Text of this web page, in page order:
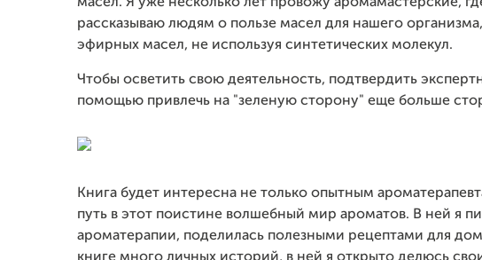
рассказываю людям о пользе масел для нашего
эфирных масел, не используя синтетических молекул.
Чтобы осветить свою деятельность, подтвердить
помощью привлечь на "зеленую сторону" еще больше
Книга будет интересна не только опытным
путь в этот поистине волшебный мир ароматов. В ней я
ароматерапии, поделилась полезными рецептами для